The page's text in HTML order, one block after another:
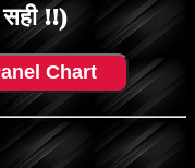
!!)
Chart